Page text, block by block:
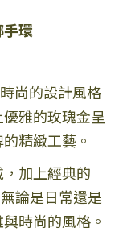
環
尚的設計風格
雅的玫瑰金呈
精緻工藝。
加上經典的
論是日常還是
時尚的風格。